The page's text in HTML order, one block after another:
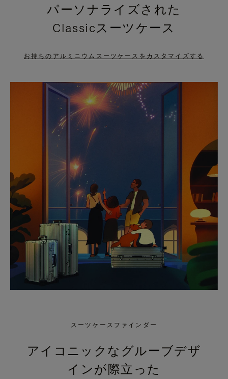
PRESS
PAUSE
PRESS
TO
UNMUTE
パーソナライズされた
Classicスーツケース
お持ちのアルミニウムスーツケースをカスタマイズする
スーツケースファインダー
アイコニックなグルーブデザ
インが際立った